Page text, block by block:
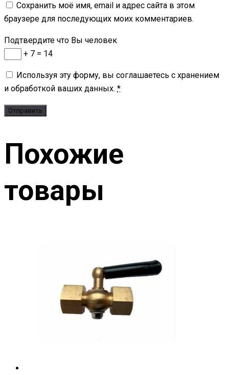
Сохранить моё имя, email и адрес сайта в этом
браузере для последующих моих комментариев.
Подтвердите что Вы человек
+ 7 = 14
Используя эту форму, вы соглашаетесь с хранением
и обработкой ваших данных. *
Похожие
товары